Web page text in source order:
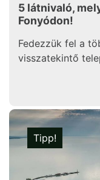
5 látnivaló,
Fonyódon!
Fedezzük fel a
visszatekintő
Tipp!